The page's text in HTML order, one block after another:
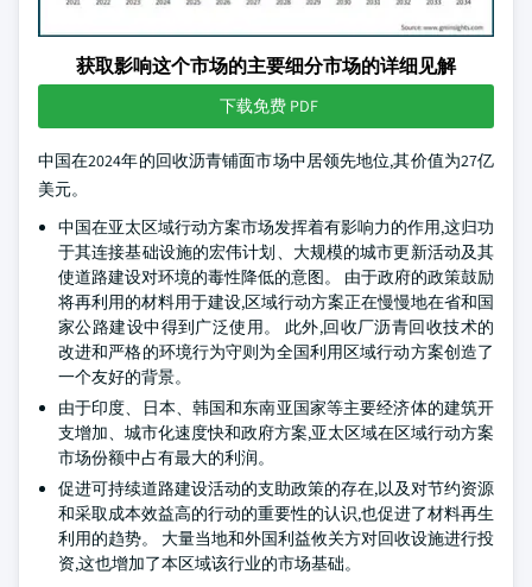
获取影响这个市场的主要细分市场的详细见解
下载免费 PDF
中国在2024年的回收沥青铺面市场中居领先地位,其价值为27亿
美元。
中国在亚太区域行动方案市场发挥着有影响力的作用,这归功
于其连接基础设施的宏伟计划、大规模的城市更新活动及其
使道路建设对环境的毒性降低的意图。 由于政府的政策鼓励
将再利用的材料用于建设,区域行动方案正在慢慢地在省和国
家公路建设中得到广泛使用。 此外,回收厂沥青回收技术的
改进和严格的环境行为守则为全国利用区域行动方案创造了
一个友好的背景。
由于印度、日本、韩国和东南亚国家等主要经济体的建筑开
支增加、城市化速度快和政府方案,亚太区域在区域行动方案
市场份额中占有最大的利润。
促进可持续道路建设活动的支助政策的存在,以及对节约资源
和采取成本效益高的行动的重要性的认识,也促进了材料再生
利用的趋势。 大量当地和外国利益攸关方对回收设施进行投
资,这也增加了本区域该行业的市场基础。